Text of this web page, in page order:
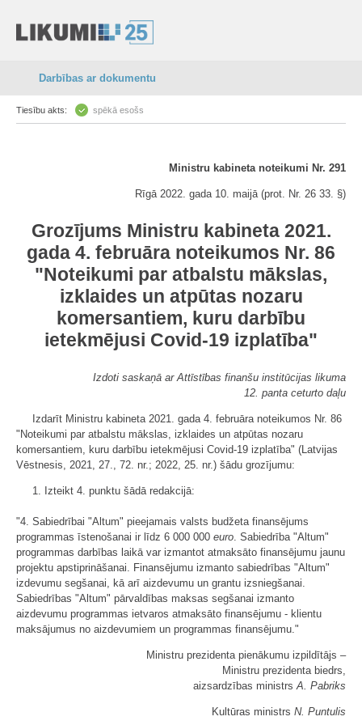
Darbības ar dokumentu
Tiesību akts: spēkā esošs
Ministru kabineta noteikumi Nr. 291
Rīgā 2022. gada 10. maijā (prot. Nr. 26 33. §)
Grozījums Ministru kabineta 2021.
gada 4. februāra noteikumos Nr. 86
"Noteikumi par atbalstu mākslas,
izklaides un atpūtas nozaru
komersantiem, kuru darbību
ietekmējusi Covid-19 izplatība"
Izdoti saskaņā ar Attīstības finanšu institūcijas likuma
12. panta ceturto daļu
Izdarīt Ministru kabineta 2021. gada 4. februāra noteikumos Nr. 86
"Noteikumi par atbalstu mākslas, izklaides un atpūtas nozaru
komersantiem, kuru darbību ietekmējusi Covid-19 izplatība" (Latvijas
Vēstnesis, 2021, 27., 72. nr.; 2022, 25. nr.) šādu grozījumu:
1. Izteikt 4. punktu šādā redakcijā:
"4. Sabiedrībai "Altum" pieejamais valsts budžeta finansējums
programmas īstenošanai ir līdz 6 000 000 euro. Sabiedrība "Altum"
programmas darbības laikā var izmantot atmaksāto finansējumu jaunu
projektu apstiprināšanai. Finansējumu izmanto sabiedrības "Altum"
izdevumu segšanai, kā arī aizdevumu un grantu izsniegšanai.
Sabiedrības "Altum" pārvaldības maksas segšanai izmanto
aizdevumu programmas ietvaros atmaksāto finansējumu - klientu
maksājumus no aizdevumiem un programmas finansējumu."
Ministru prezidenta pienākumu izpildītājs ‒
Ministru prezidenta biedrs,
aizsardzības ministrsA. Pabriks
Kultūras ministrs N. Puntulis